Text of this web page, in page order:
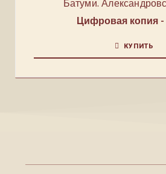
Батуми.
Цифровая копия -
КУПИТЬ